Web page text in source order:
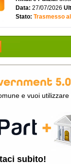
Data: 27/07/2026
Stato: Trasmesso
e vuoi utilizzare
subito!